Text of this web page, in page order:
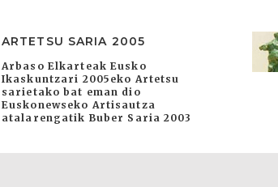
ARTETSU SARIA 2005
Arbaso Elkarteak Eusko
Ikaskuntzari 2005eko Artetsu
sarietako bat eman dio
Euskonewseko Artisautza
atalarengatik Buber Saria 2003